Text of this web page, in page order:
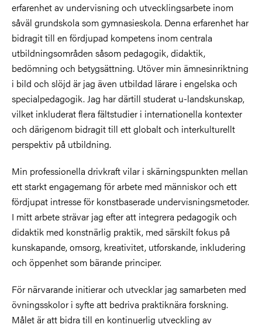
erfarenhet av undervisning och utvecklingsarbete inom
såväl grundskola som gymnasieskola. Denna erfarenhet har
bidragit till en fördjupad kompetens inom centrala
utbildningsområden såsom pedagogik, didaktik,
bedömning och betygsättning. Utöver min ämnesinriktning
i bild och slöjd är jag även utbildad lärare i engelska och
specialpedagogik. Jag har därtill studerat u-landskunskap,
vilket inkluderat flera fältstudier i internationella kontexter
och därigenom bidragit till ett globalt och interkulturellt
perspektiv på utbildning.
Min professionella drivkraft vilar i skärningspunkten mellan
ett starkt engagemang för arbete med människor och ett
fördjupat intresse för konstbaserade undervisningsmetoder.
I mitt arbete strävar jag efter att integrera pedagogik och
didaktik med konstnärlig praktik, med särskilt fokus på
kunskapande, omsorg, kreativitet, utforskande, inkludering
och öppenhet som bärande principer.
För närvarande initierar och utvecklar jag samarbeten med
övningsskolor i syfte att bedriva praktiknära forskning.
Målet är att bidra till en kontinuerlig utveckling av